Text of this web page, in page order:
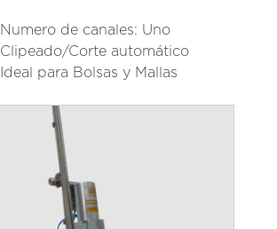
Numero de canales: Uno
Clipeado/Corte automático
Ideal para Bolsas y Mallas